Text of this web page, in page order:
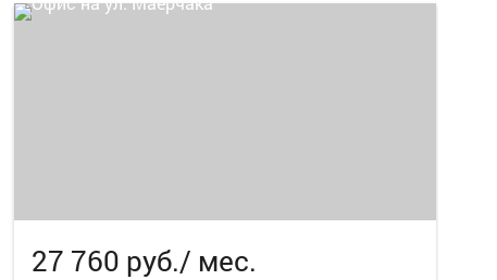
27 760 руб./ мес.